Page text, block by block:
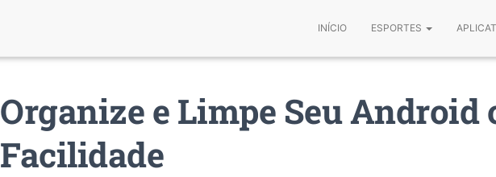
INÍCIO ESPORTES
Organize e Limpe Seu Android
Facilidade